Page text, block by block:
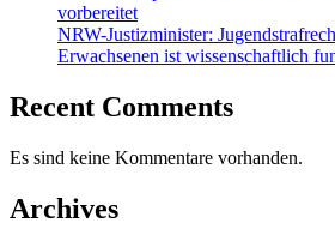
vorbereitet
NRW-Justizminister:
Erwachsenen ist wissenschaftlich
Recent Comments
Es sind keine Kommentare vorhanden.
Archives